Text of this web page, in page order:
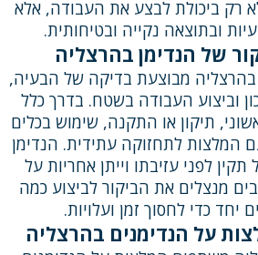
רק ביכולת לבצע את העבודה, אלא
ובתוצאה נקייה ובטיחותית.
של הנדימן בהרצליה
בהרצליה מבוצעת בדיקה של הבעיה,
וביצוע העבודה בשטח. בדרך כלל
תיקון או התקנה, שימוש בכלים
המלצות לתחזוקה עתידית. הנדימן
תקין לפני עזיבתו וייתן אחריות על
מנצלים את הביקור לביצוע כמה
יחד כדי לחסוך זמן ועלויות.
על הנדימנים בהרצליה